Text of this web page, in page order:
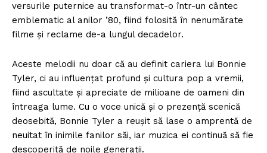
versurile puternice au transformat-o într-un cântec
emblematic al anilor ’80, fiind folosită în nenumărate
filme și reclame de-a lungul decadelor.
Aceste melodii nu doar că au definit cariera lui Bonnie
Tyler, ci au influențat profund și cultura pop a vremii,
fiind ascultate și apreciate de milioane de oameni din
întreaga lume. Cu o voce unică și o prezență scenică
deosebită, Bonnie Tyler a reușit să lase o amprentă de
neuitat în inimile fanilor săi, iar muzica ei continuă să fie
descoperită de noile generații.